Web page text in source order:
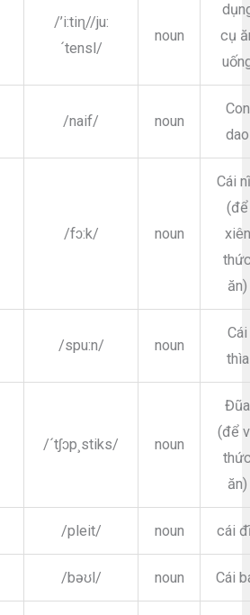
/’i:tiɳ//ju:
´tensl/
noun
cụ
/naif/ noun
Con
dao
/fɔ:k/ noun
Cái
(để
xiên
ăn)
/spu:n/ noun
Cái
thìa
/´tʃɔp¸stiks/ noun
Đũa
(để
ăn)
/pleit/ noun cái
/bəʊl/ noun Cái